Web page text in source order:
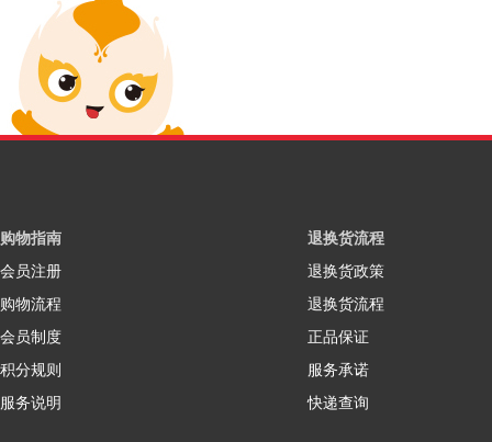
购物指南
会员注册
购物流程
会员制度
积分规则
服务说明
退换货流程
退换货政策
退换货流程
正品保证
服务承诺
快递查询